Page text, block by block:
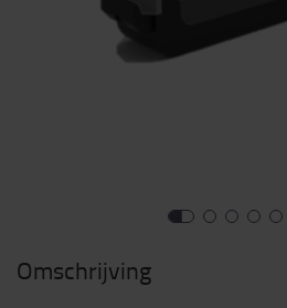
Omschrijving